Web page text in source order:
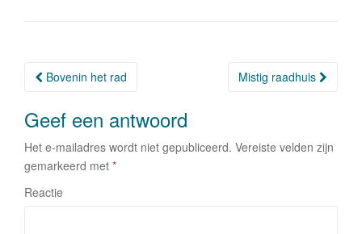
o
Berichtnavigatie
Bovenin het rad Mistig raadhuis
Geef een antwoord
Het e-mailadres wordt niet gepubliceerd. Vereiste velden zijn
gemarkeerd met *
Reactie